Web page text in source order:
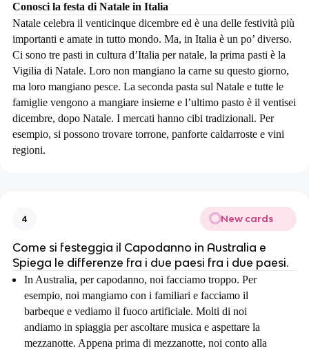
Conosci la festa di Natale in Italia
Natale celebra il venticinque dicembre ed è una delle festività più
importanti e amate in tutto mondo. Ma, in Italia è un po’ diverso.
Ci sono tre pasti in cultura d’Italia per natale, la prima pasti è la
Vigilia di Natale. Loro non mangiano la carne su questo giorno,
ma loro mangiano pesce. La seconda pasta sul Natale e tutte le
famiglie vengono a mangiare insieme e l’ultimo pasto è il ventisei
dicembre, dopo Natale. I mercati hanno cibi tradizionali. Per
esempio, si possono trovare torrone, panforte caldarroste e vini
regioni.
4 New cards
Come si festeggia il Capodanno in Australia e
Spiega le differenze fra i due paesi fra i due paesi.
In Australia, per capodanno, noi facciamo troppo. Per
esempio, noi mangiamo con i familiari e facciamo il
barbeque e vediamo il fuoco artificiale. Molti di noi
andiamo in spiaggia per ascoltare musica e aspettare la
mezzanotte. Appena prima di mezzanotte, noi conto alla